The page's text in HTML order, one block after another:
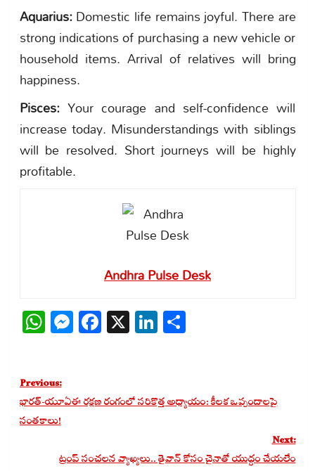
Aquarius:Domestic life remains joyful. There are
strong indications of purchasing a new vehicle or
household items. Arrival of relatives will bring
happiness.
Pisces:Your courage and self-confidence will
increase today. Misunderstandings with siblings
will be resolved. Short journeys will be highly
profitable.
Andhra Pulse Desk
WhatsApp
Messenger
Facebook
X LinkedIn
Share
Post
navigation
Previous:
భారత్-యూఏఈ రక్షణ రంగంలో సరికొత్త అధ్యాయం: కీలక ఒప్పందాలపై
సంతకాలు!
Next:
ట్రంప్ సంచలన వ్యాఖ్యలు.. తైవాన్ కోసం చైనాతో యుద్ధం చేయలేం